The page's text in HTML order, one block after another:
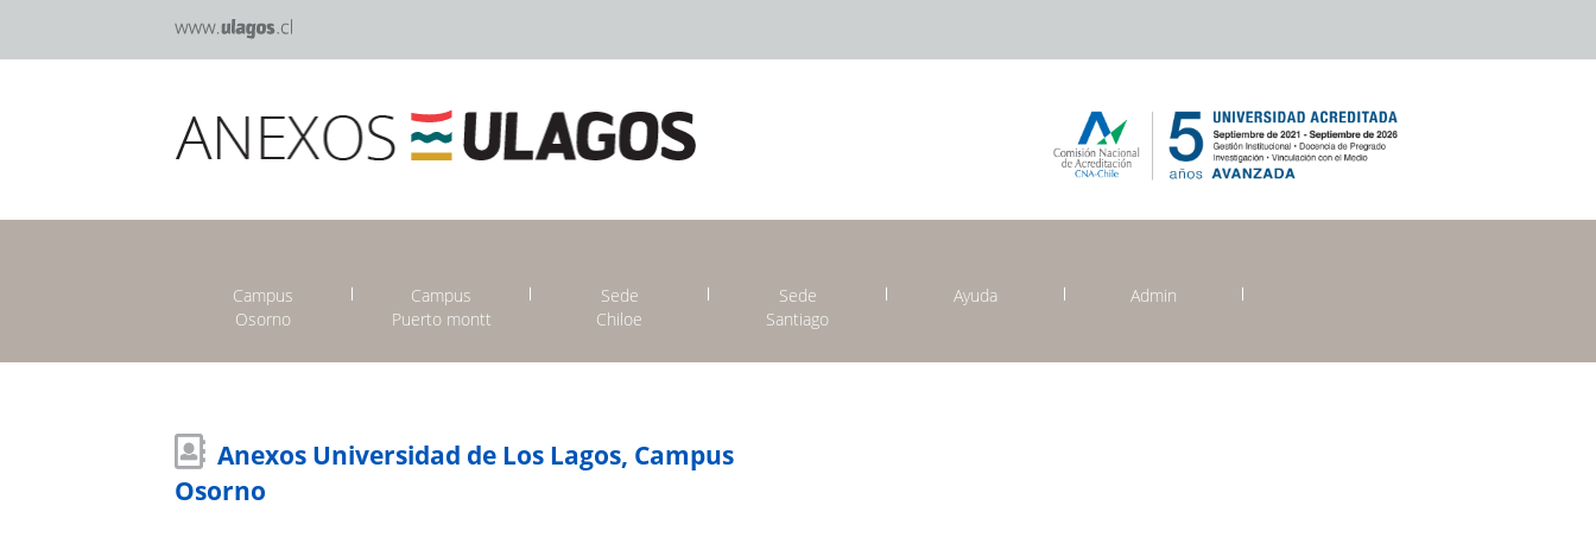
Campus
Osorno
Campus
Puerto montt
Sede
Chiloe
Sede
Santiago
Ayuda Admin
Anexos Universidad de Los Lagos, Campus
Osorno